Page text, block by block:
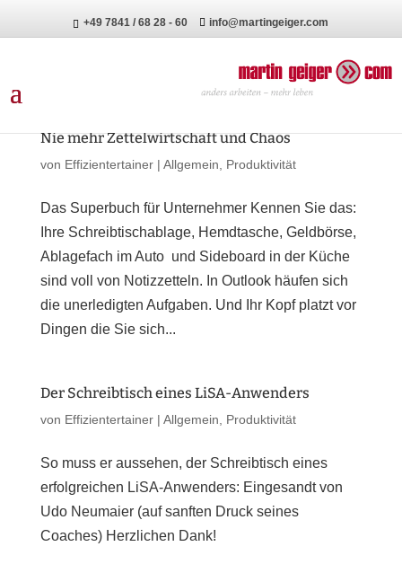
+49 7841 / 68 28 - 60 info@martingeiger.com
Nie mehr Zettelwirtschaft und Chaos
von Effizientertainer| Allgemein Produktivität
Das Superbuch für Unternehmer Kennen Sie das:
Ihre Schreibtischablage, Hemdtasche, Geldbörse,
Ablagefach im Auto und Sideboard in der Küche
sind voll von Notizzetteln. In Outlook häufen sich
die unerledigten Aufgaben. Und Ihr Kopf platzt vor
Dingen die Sie sich...
Der Schreibtisch eines LiSA-Anwenders
von Effizientertainer| Allgemein Produktivität
So muss er aussehen, der Schreibtisch eines
erfolgreichen LiSA-Anwenders: Eingesandt von
Udo Neumaier (auf sanften Druck seines
Coaches) Herzlichen Dank!